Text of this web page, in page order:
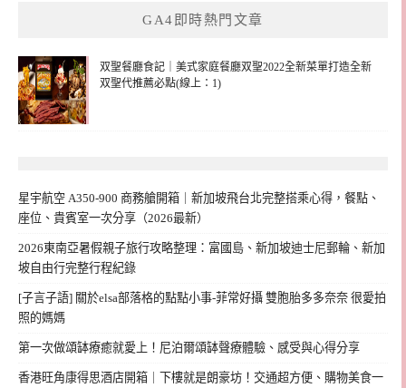
GA4即時熱門文章
双聖餐廳食記｜美式家庭餐廳双聖2022全新菜單打造全新
双聖代推薦必點(線上：1)
星宇航空 A350-900 商務艙開箱｜新加坡飛台北完整搭乘心得，餐點、
座位、貴賓室一次分享（2026最新）
2026東南亞暑假親子旅行攻略整理：富國島、新加坡迪士尼郵輪、新加
坡自由行完整行程紀錄
[子言子語] 關於elsa部落格的點點小事-菲常好攝 雙胞胎多多奈奈 很愛拍
照的媽媽
第一次做頌缽療癒就愛上！尼泊爾頌缽聲療體驗、感受與心得分享
香港旺角康得思酒店開箱｜下樓就是朗豪坊！交通超方便、購物美食一